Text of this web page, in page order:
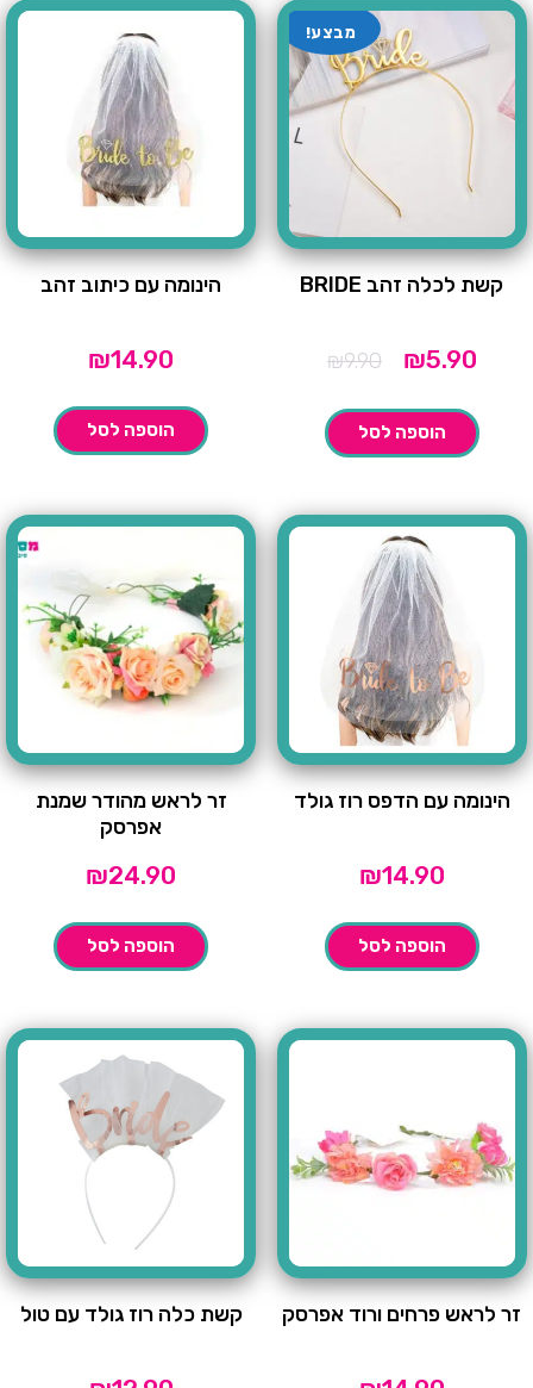
מבצע!
קשת לכלה זהב BRIDE
₪9.90
המחיר
המקורי
₪9.90.
₪5.90המחיר
הוספה לסל
הינומה עם כיתוב זהב
₪14.90
הוספה לסל
הינומה עם הדפס רוז גולד
₪14.90
הוספה לסל
זר לראש מהודר שמנת
אפרסק
₪24.90
הוספה לסל
זר לראש פרחים ורוד אפרסק קשת כלה רוז גולד עם טול